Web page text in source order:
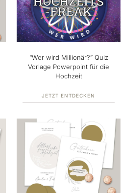
“Wer wird Millionär?” Quiz
Vorlage Powerpoint für die
Hochzeit
JETZT ENTDECKEN